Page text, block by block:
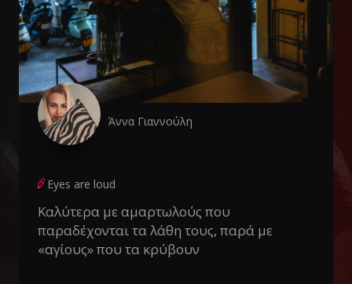
Άννα Γιαννούλη
Eyes are loud
Καλύτερα με αμαρτωλούς που
παραδέχονται τα λάθη τους, παρά με
«αγίους» που τα κρύβουν